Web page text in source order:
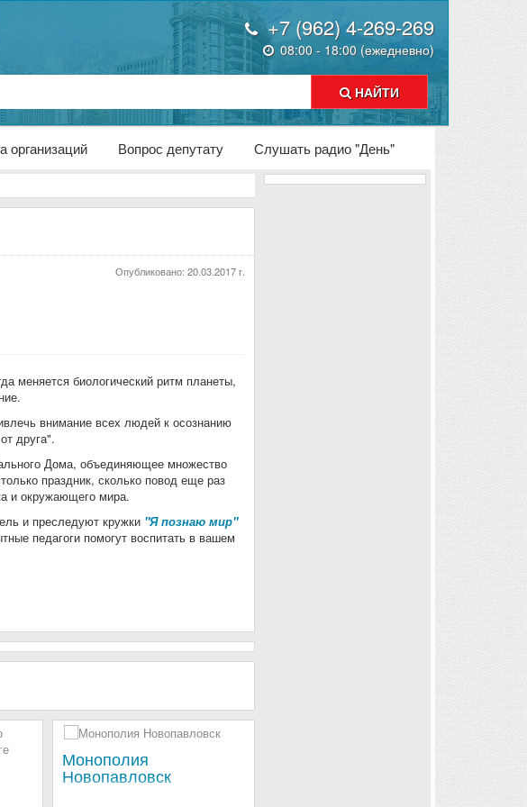
+7 (962) 4-269-269
08:00 - 18:00 (ежедневно)
НАЙТИ
организаций Вопрос депутату Слушать радио "День"
Опубликовано: 20.03.2017 г.
меняется биологический ритм планеты,
внимание всех людей к осознанию
друга".
Дома, объединяющее множество
праздник, сколько повод еще раз
и окружающего мира.
и преследуют кружки "Я познаю мир"
педагоги помогут воспитать в вашем
Монополия
Новопавловск
Три